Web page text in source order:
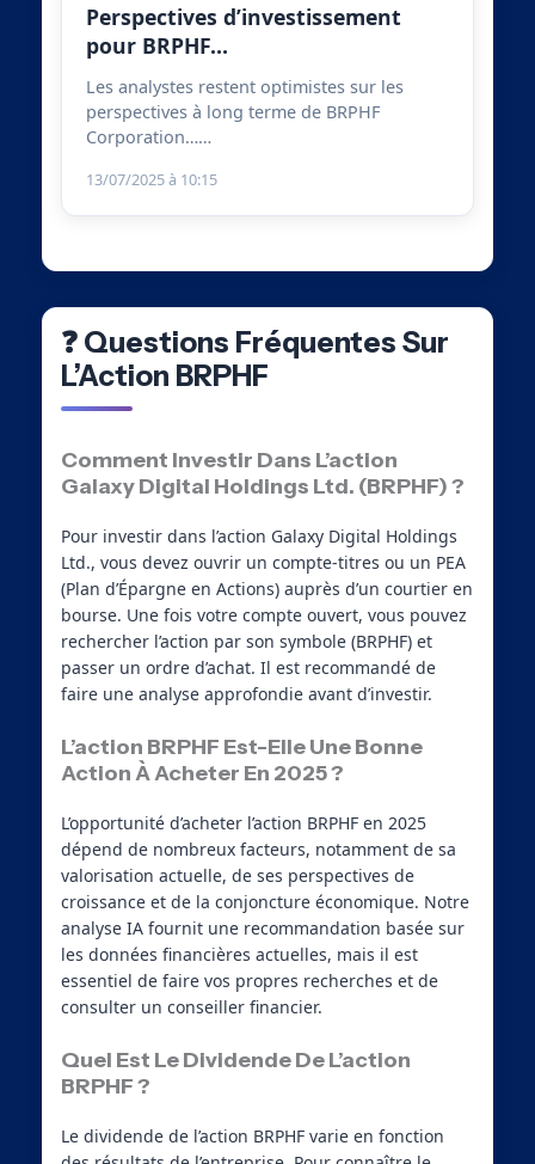
Perspectives d’investissement
pour BRPHF…
Les analystes restent optimistes sur les
perspectives à long terme de BRPHF
Corporation……
13/07/2025 à 10:15
❓ Questions Fréquentes Sur
L’Action BRPHF
Comment Investir Dans L’action
Galaxy Digital Holdings Ltd. (BRPHF) ?
Pour investir dans l’action Galaxy Digital Holdings
Ltd., vous devez ouvrir un compte-titres ou un PEA
(Plan d’Épargne en Actions) auprès d’un courtier en
bourse. Une fois votre compte ouvert, vous pouvez
rechercher l’action par son symbole (BRPHF) et
passer un ordre d’achat. Il est recommandé de
faire une analyse approfondie avant d’investir.
L’action BRPHF Est-Elle Une Bonne
Action À Acheter En 2025 ?
L’opportunité d’acheter l’action BRPHF en 2025
dépend de nombreux facteurs, notamment de sa
valorisation actuelle, de ses perspectives de
croissance et de la conjoncture économique. Notre
analyse IA fournit une recommandation basée sur
les données financières actuelles, mais il est
essentiel de faire vos propres recherches et de
consulter un conseiller financier.
Quel Est Le Dividende De L’action
BRPHF ?
Le dividende de l’action BRPHF varie en fonction